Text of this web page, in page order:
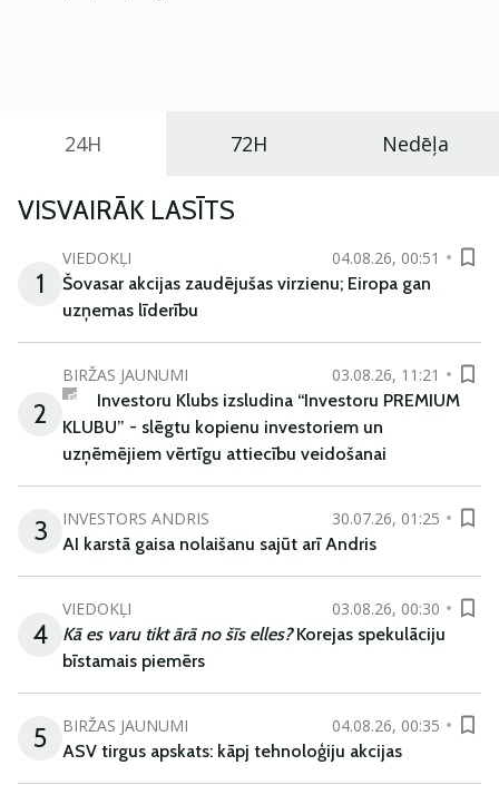
24H 72H Nedēļa
VISVAIRĀK LASĪTS
1
VIEDOKĻI
04.08.26, 00:51
Šovasar akcijas zaudējušas virzienu; Eiropa gan
uzņemas līderību
2
BIRŽAS JAUNUMI
03.08.26, 11:21
Investoru Klubs izsludina “Investoru PREMIUM
KLUBU” - slēgtu kopienu investoriem un
uzņēmējiem vērtīgu attiecību veidošanai
3 INVESTORS ANDRIS
30.07.26, 01:25
AI karstā gaisa nolaišanu sajūt arī Andris
4
VIEDOKĻI
03.08.26, 00:30
Kā es varu tikt ārā no šīs elles?Korejas spekulāciju
bīstamais piemērs
5 BIRŽAS JAUNUMI
04.08.26, 00:35
ASV tirgus apskats: kāpj tehnoloģiju akcijas